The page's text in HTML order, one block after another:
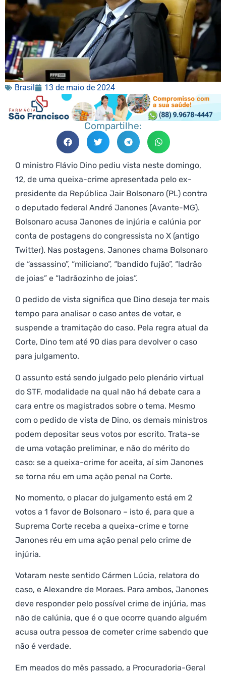
Brasil 13 de maio de 2024
Compartilhe:
O ministro Flávio Dino pediu vista neste domingo,
12, de uma queixa-crime apresentada pelo ex-
presidente da República Jair Bolsonaro (PL) contra
o deputado federal André Janones (Avante-MG).
Bolsonaro acusa Janones de injúria e calúnia por
conta de postagens do congressista no X (antigo
Twitter). Nas postagens, Janones chama Bolsonaro
de “assassino”, “miliciano”, “bandido fujão”, “ladrão
de joias” e “ladrãozinho de joias”.
O pedido de vista significa que Dino deseja ter mais
tempo para analisar o caso antes de votar, e
suspende a tramitação do caso. Pela regra atual da
Corte, Dino tem até 90 dias para devolver o caso
para julgamento.
O assunto está sendo julgado pelo plenário virtual
do STF, modalidade na qual não há debate cara a
cara entre os magistrados sobre o tema. Mesmo
com o pedido de vista de Dino, os demais ministros
podem depositar seus votos por escrito. Trata-se
de uma votação preliminar, e não do mérito do
caso: se a queixa-crime for aceita, aí sim Janones
se torna réu em uma ação penal na Corte.
No momento, o placar do julgamento está em 2
votos a 1 favor de Bolsonaro – isto é, para que a
Suprema Corte receba a queixa-crime e torne
Janones réu em uma ação penal pelo crime de
injúria.
Votaram neste sentido Cármen Lúcia, relatora do
caso, e Alexandre de Moraes. Para ambos, Janones
deve responder pelo possível crime de injúria, mas
não de calúnia, que é o que ocorre quando alguém
acusa outra pessoa de cometer crime sabendo que
não é verdade.
Em meados do mês passado, a Procuradoria-Geral